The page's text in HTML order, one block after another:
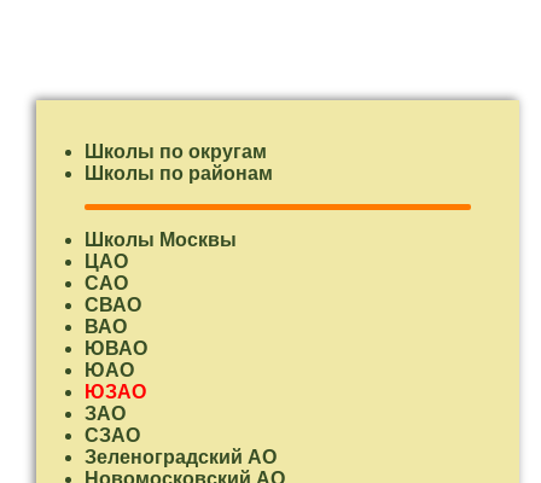
Школы по округам
Школы по районам
Школы Москвы
ЦАО
САО
СВАО
ВАО
ЮВАО
ЮАО
ЮЗАО
ЗАО
СЗАО
Зеленоградский АО
Новомосковский АО